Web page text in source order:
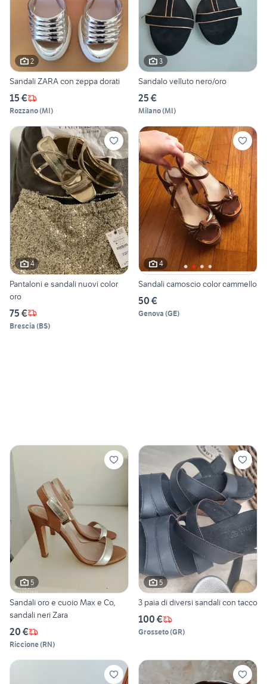
2
Sandali ZARA con zeppa dorati
15 €
Rozzano(MI)
3
Sandalo velluto nero/oro
25 €
Milano(MI)
4
Pantaloni e sandali nuovi color
oro
75 €
Brescia (BS)
4
Sandali camoscio color cammello
50 €
Genova (GE)
5
Sandali oro e cuoio Max e Co,
sandali neri Zara
20 €
Riccione(RN)
5
3 paia di diversi sandali con tacco
100 €
Grosseto(GR)